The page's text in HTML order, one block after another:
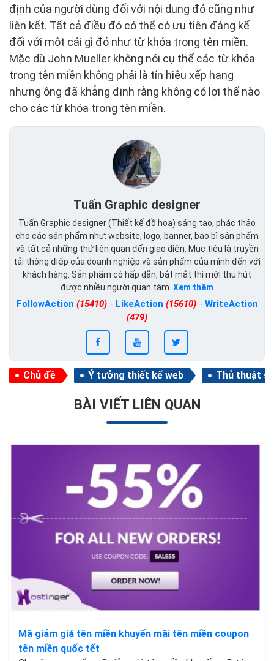
định của người dùng đối với nội dung đó cũng như
liên kết. Tất cả điều đó có thể có ưu tiên đáng kể
đối với một cái gì đó như từ khóa trong tên miền.
Mặc dù John Mueller không nói cụ thể các từ khóa
trong tên miền không phải là tín hiệu xếp hạng
nhưng ông đã khẳng định rằng không có lợi thế nào
cho các từ khóa trong tên miền.
Tuấn Graphic designer
Tuấn Graphic designer (Thiết kế đồ họa) sáng tạo, phác thảo
cho các sản phẩm như: website, logo, banner, bao bì sản phẩm
và tất cả những thứ liên quan đến giao diện. Mục tiêu là truyền
tải thông điệp của doanh nghiệp và sản phẩm của mình đến với
khách hàng. Sản phẩm có hấp dẫn, bắt mắt thì mới thu hút
được nhiều người quan tâm. Xem thêm
FollowAction (15410)- LikeAction (15610)- WriteAction
(479)
Chủ đề Ý tưởng thiết kế web Thủ thuật
BÀI VIẾT LIÊN QUAN
Mã giảm giá tên miền khuyến mãi tên miền coupon
tên miền quốc tết